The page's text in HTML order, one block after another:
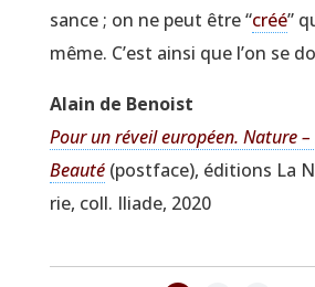
sance ; on ne peut être“créé”
même. C’est ain­si que l’on se
Alain de Benoist
Pour un réveil euro­péen. Nature –
Beau­té(post­face), édi­tions La
rie, coll. Iliade, 2020